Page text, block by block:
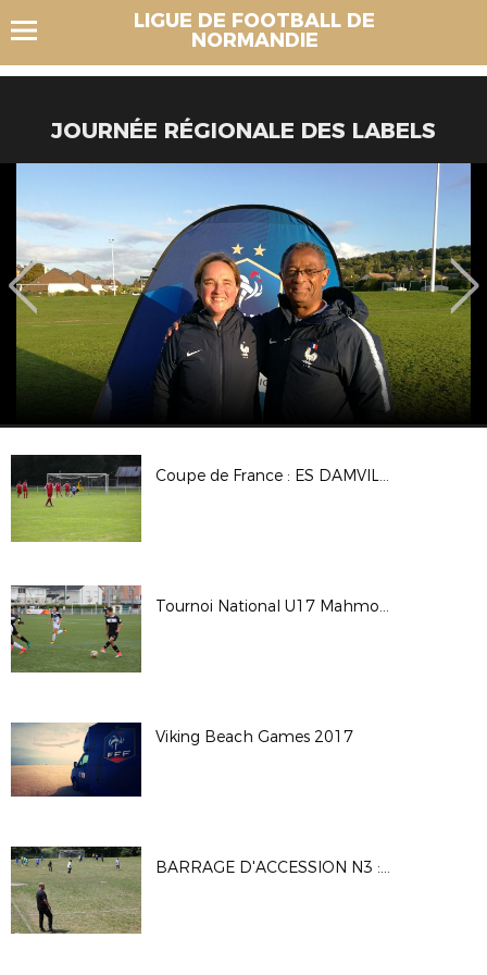
LIGUE DE FOOTBALL DE
NORMANDIE
JOURNÉE RÉGIONALE DES LABELS
Coupe de France : ES DAMVILLE 2-2 (Tab 3-5) CS BEAUMONT
Tournoi National U17 Mahmoud TIARCI - Saison 2017-2018
Viking Beach Games 2017
BARRAGE D'ACCESSION N3 : MATCH1